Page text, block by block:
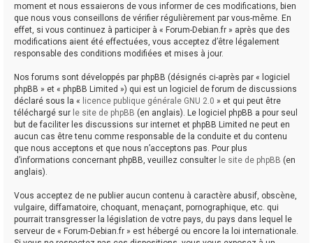
moment et nous essaierons de vous informer de ces modifications, bien
que nous vous conseillons de vérifier régulièrement par vous-même. En
effet, si vous continuez à participer à « Forum-Debian.fr » après que des
modifications aient été effectuées, vous acceptez d’être légalement
responsable des conditions modifiées et mises à jour.
Nos forums sont développés par phpBB (désignés ci-après par « logiciel
phpBB » et « phpBB Limited ») qui est un logiciel de forum de discussions
déclaré sous la « licence publique générale GNU 2.0 » et qui peut être
téléchargé sur le site de phpBB (en anglais). Le logiciel phpBB a pour seul
but de faciliter les discussions sur internet et phpBB Limited ne peut en
aucun cas être tenu comme responsable de la conduite et du contenu
que nous acceptons et que nous n’acceptons pas. Pour plus
d’informations concernant phpBB, veuillez consulter le site de phpBB (en
anglais).
Vous acceptez de ne publier aucun contenu à caractère abusif, obscène,
vulgaire, diffamatoire, choquant, menaçant, pornographique, etc. qui
pourrait transgresser la législation de votre pays, du pays dans lequel le
serveur de « Forum-Debian.fr » est hébergé ou encore la loi internationale.